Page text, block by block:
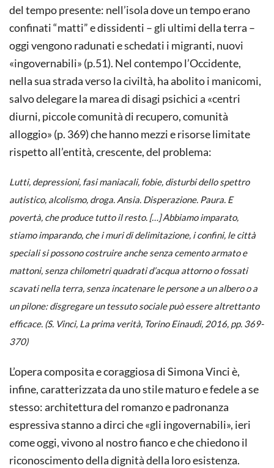
del tempo presente: nell’isola dove un tempo erano
confinati “matti” e dissidenti – gli ultimi della terra –
oggi vengono radunati e schedati i migranti, nuovi
«ingovernabili» (p.51). Nel contempo l’Occidente,
nella sua strada verso la civiltà, ha abolito i manicomi,
salvo delegare la marea di disagi psichici a «centri
diurni, piccole comunità di recupero, comunità
alloggio» (p. 369) che hanno mezzi e risorse limitate
rispetto all’entità, crescente, del problema:
Lutti, depressioni, fasi maniacali, fobie, disturbi dello spettro
autistico, alcolismo, droga. Ansia. Disperazione. Paura. E
povertà, che produce tutto il resto. […] Abbiamo imparato,
stiamo imparando, che i muri di delimitazione, i confini, le città
speciali si possono costruire anche senza cemento armato e
mattoni, senza chilometri quadrati d’acqua attorno o fossati
scavati nella terra, senza incatenare le persone a un albero o a
un pilone: disgregare un tessuto sociale può essere altrettanto
efficace. (S. Vinci, La prima verità, Torino Einaudi, 2016, pp. 369-
370)
L’opera composita e coraggiosa di Simona Vinci è,
infine, caratterizzata da uno stile maturo e fedele a se
stesso: architettura del romanzo e padronanza
espressiva stanno a dirci che «gli ingovernabili», ieri
come oggi, vivono al nostro fianco e che chiedono il
riconoscimento della dignità della loro esistenza.